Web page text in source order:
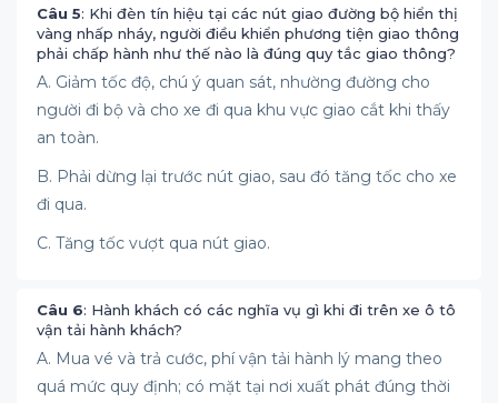
Câu 5: Khi đèn tín hiệu tại các nút giao đường bộ hiển thị
vàng nhấp nháy, người điều khiển phương tiện giao thông
phải chấp hành như thế nào là đúng quy tắc giao thông?
A. Giảm tốc độ, chú ý quan sát, nhường đường cho
người đi bộ và cho xe đi qua khu vực giao cắt khi thấy
an toàn.
B. Phải dừng lại trước nút giao, sau đó tăng tốc cho xe
đi qua.
C. Tăng tốc vượt qua nút giao.
Câu 6: Hành khách có các nghĩa vụ gì khi đi trên xe ô tô
vận tải hành khách?
A. Mua vé và trả cước, phí vận tải hành lý mang theo
quá mức quy định; có mặt tại nơi xuất phát đúng thời